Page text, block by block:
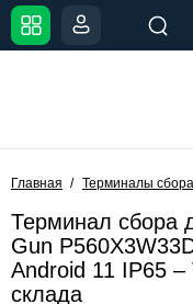
Главная Терминалы
Терминал сбора
Gun
Android 11 IP65 –
склада